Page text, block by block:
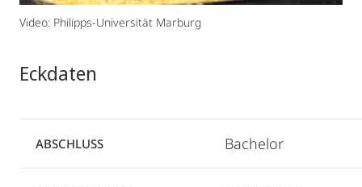
Video: Philipps-Universität Marburg
Eckdaten
ABSCHLUSS Bachelor